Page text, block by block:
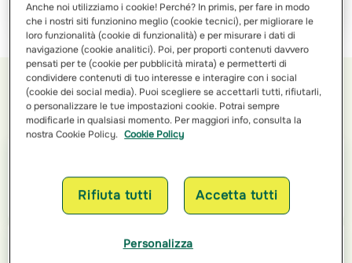
Orari di apertura
09:00 - 12:30
Martedì
Anche noi utilizziamo i cookie! Perché? In primis, per fare in modo
che i nostri siti funzionino meglio (cookie tecnici), per migliorare le
loro funzionalità (cookie di funzionalità) e per misurare i dati di
navigazione (cookie analitici). Poi, per proporti contenuti davvero
pensati per te (cookie per pubblicità mirata) e permetterti di
condividere contenuti di tuo interesse e interagire con i social
(cookie dei social media). Puoi scegliere se accettarli tutti, rifiutarli,
o personalizzare le tue impostazioni cookie. Potrai sempre
modificarle in qualsiasi momento. Per maggiori info, consulta la
nostra Cookie Policy. Cookie Policy
Rifiuta tutti Accetta tutti
Personalizza